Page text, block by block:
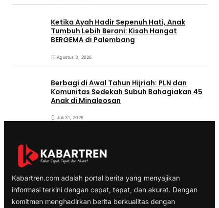
Ketika Ayah Hadir Sepenuh Hati, Anak
Tumbuh Lebih Berani: Kisah Hangat
BERGEMA di Palembang
Agustus 3, 2026
Berbagi di Awal Tahun Hijriah: PLN dan
Komunitas Sedekah Subuh Bahagiakan 45
Anak di Minaleosan
Juli 31, 2026
Kabartren.com adalah portal berita yang menyajikan
informasi terkini dengan cepat, tepat, dan akurat. Dengan
komitmen menghadirkan berita berkualitas dengan